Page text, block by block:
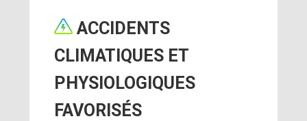
ACCIDENTS
CLIMATIQUES ET
PHYSIOLOGIQUES
FAVORISÉS